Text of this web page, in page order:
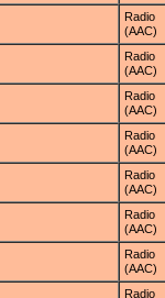
Radio
(AAC)
Radio
(AAC)
Radio
(AAC)
Radio
(AAC)
Radio
(AAC)
Radio
(AAC)
Radio
(AAC)
Radio